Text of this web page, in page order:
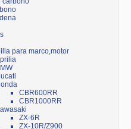
para marco,motor
CBR600RR
CBR1000RR
ZX-6R
ZX-10R/Z900